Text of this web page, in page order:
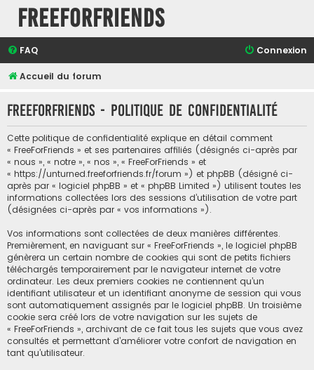
FreeForFriends
FAQ Connexion
Accueil du forum
FreeForFriends - Politique de confidentialité
Cette politique de confidentialité explique en détail comment
« FreeForFriends » et ses partenaires affiliés (désignés ci-après par
« nous », « notre », « nos », « FreeForFriends » et
« https://unturned.freeforfriends.fr/forum ») et phpBB (désigné ci-
après par « logiciel phpBB » et « phpBB Limited ») utilisent toutes les
informations collectées lors des sessions d’utilisation de votre part
(désignées ci-après par « vos informations »).
Vos informations sont collectées de deux manières différentes.
Premièrement, en naviguant sur « FreeForFriends », le logiciel phpBB
génèrera un certain nombre de cookies qui sont de petits fichiers
téléchargés temporairement par le navigateur internet de votre
ordinateur. Les deux premiers cookies ne contiennent qu’un
identifiant utilisateur et un identifiant anonyme de session qui vous
sont automatiquement assignés par le logiciel phpBB. Un troisième
cookie sera créé lors de votre navigation sur les sujets de
« FreeForFriends », archivant de ce fait tous les sujets que vous avez
consultés et permettant d’améliorer votre confort de navigation en
tant qu’utilisateur.